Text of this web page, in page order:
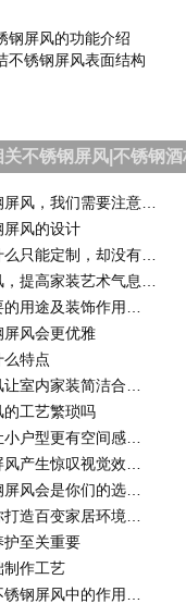
钢屏风的功能介绍
不锈钢屏风表面结构
关不锈钢屏风|不锈钢
风，我们需要注意…
屏风的设计
只能定制，却没有…
提高家装艺术气息…
用途及装饰作用…
风会更优雅
么特点
室内家装简洁合…
工艺繁琐吗
户型更有空间感…
产生惊叹视觉效…
风会是你们的选…
造百变家居环境…
至关重要
制作工艺
钢屏风中的作用…